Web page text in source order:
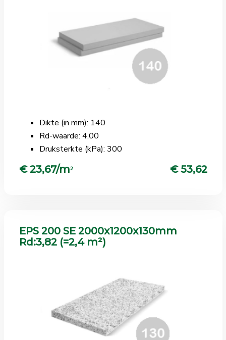
Dikte (in mm): 140
Rd-waarde: 4,00
Druksterkte (kPa): 300
€ 23,67/m2 € 53,62
EPS 200 SE 2000x1200x130mm
Rd:3,82 (=2,4 m²)